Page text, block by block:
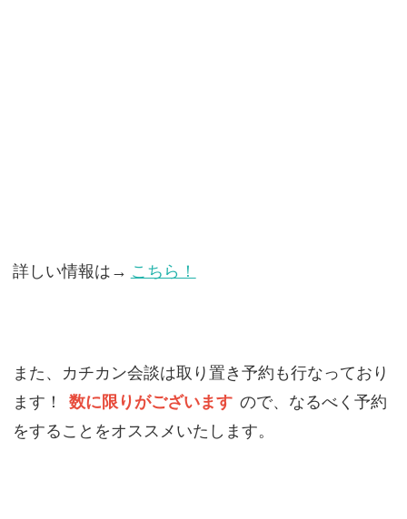
詳しい情報は→ こちら！
また、カチカン会談は取り置き予約も行なっており
ます！
数に限りがございます ので、なるべく予約
をすることをオススメいたします。